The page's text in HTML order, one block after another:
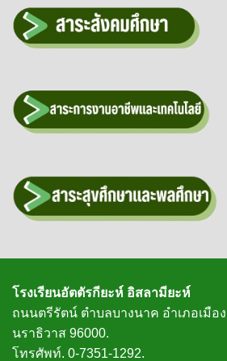
โรงเรียนอัตตัรกียะห์ อิสลามียะห์
ถนนตรีรัตน์ ตำบลบางนาค อำเภอเมือ
นราธิวาส 96000.
โทรศัพท์. 0-7351-1292.